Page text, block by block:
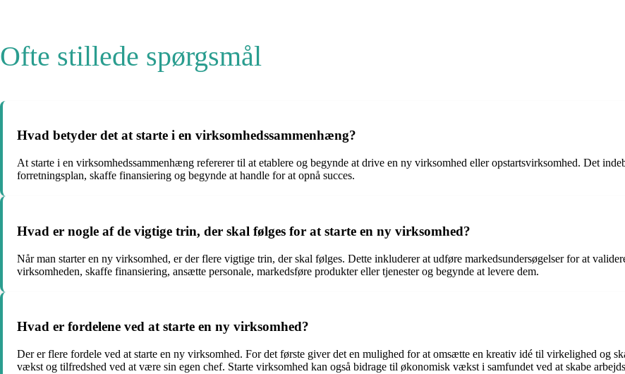
Ofte stillede spørgsmål
Hvad betyder det at starte i en virksomhedssammenhæng?
At starte i en virksomhedssammenhæng refererer til at etablere og begynde at drive en ny virksomhed eller opstartsvirksomhed. Det
forretningsplan, skaffe finansiering og begynde at handle for at opnå succes.
Hvad er nogle af de vigtige trin, der skal følges for at starte en ny virksomhed?
Når man starter en ny virksomhed, er der flere vigtige trin, der skal følges. Dette inkluderer at udføre markedsundersøgelser for at
virksomheden, skaffe finansiering, ansætte personale, markedsføre produkter eller tjenester og begynde at levere dem.
Hvad er fordelene ved at starte en ny virksomhed?
Der er flere fordele ved at starte en ny virksomhed. For det første giver det en mulighed for at omsætte en kreativ idé til virkelighed og
vækst og tilfredshed ved at være sin egen chef. Starte virksomhed kan også bidrage til økonomisk vækst i samfundet ved at skabe